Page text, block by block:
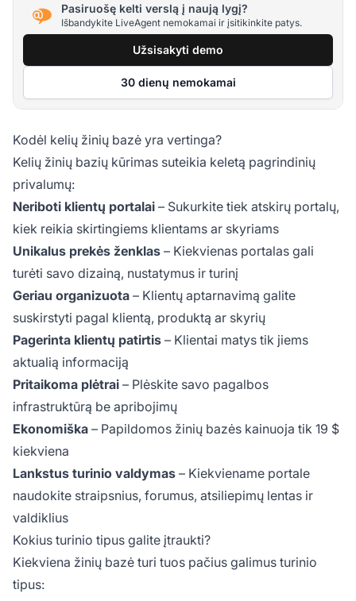
Pasiruošę kelti verslą į naują lygį?
Išbandykite LiveAgent nemokamai ir įsitikinkite patys.
Užsisakyti demo
30 dienų nemokamai
Kodėl kelių žinių bazė yra vertinga?
Kelių žinių bazių kūrimas suteikia keletą pagrindinių
privalumų:
Neriboti klientų portalai – Sukurkite tiek atskirų portalų,
kiek reikia skirtingiems klientams ar skyriams
Unikalus prekės ženklas – Kiekvienas portalas gali
turėti savo dizainą, nustatymus ir turinį
Geriau organizuota – Klientų aptarnavimą galite
suskirstyti pagal klientą, produktą ar skyrių
Pagerinta klientų patirtis – Klientai matys tik jiems
aktualią informaciją
Pritaikoma plėtrai – Plėskite savo pagalbos
infrastruktūrą be apribojimų
Ekonomiška – Papildomos žinių bazės kainuoja tik 19 $
kiekviena
Lankstus turinio valdymas – Kiekviename portale
naudokite straipsnius, forumus, atsiliepimų lentas ir
valdiklius
Kokius turinio tipus galite įtraukti?
Kiekviena žinių bazė turi tuos pačius galimus turinio
tipus: